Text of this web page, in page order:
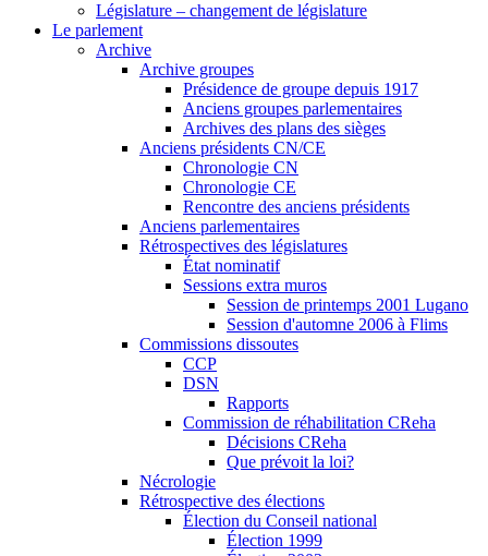
Législature – changement de législature
Le parlement
Archive
Archive groupes
Présidence de groupe depuis 1917
Anciens groupes parlementaires
Archives des plans des sièges
Anciens présidents CN/CE
Chronologie CN
Chronologie CE
Rencontre des anciens présidents
Anciens parlementaires
Rétrospectives des législatures
État nominatif
Sessions extra muros
Session de printemps 2001 Lugano
Session d'automne 2006 à Flims
Commissions dissoutes
CCP
DSN
Rapports
Commission de réhabilitation CReha
Décisions CReha
Que prévoit la loi?
Nécrologie
Rétrospective des élections
Élection du Conseil national
Élection 1999